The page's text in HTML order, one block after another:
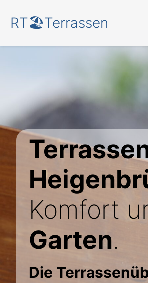
RT🏖️Terrassen
Komfort
Garten.
Die